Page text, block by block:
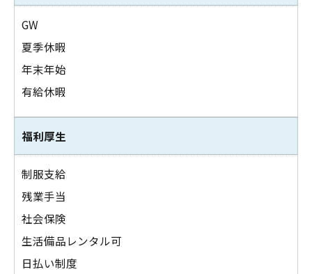
GW
夏季休暇
年末年始
有給休暇
福利厚生
制服支給
残業手当
社会保険
生活備品レンタル可
日払い制度